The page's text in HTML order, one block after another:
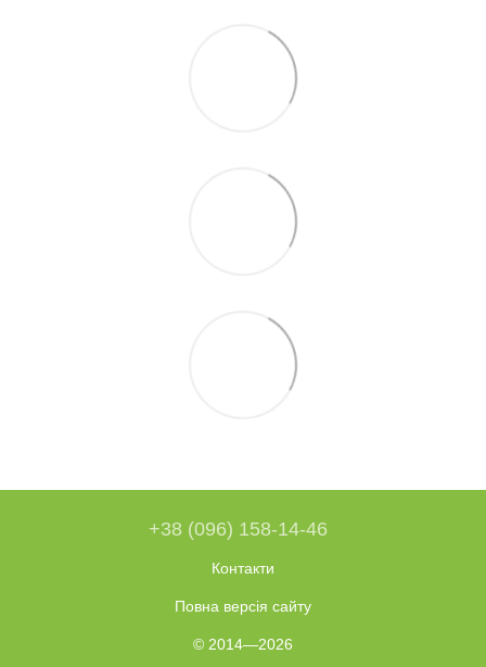
+38 (096) 158-14-46
Контакти
Повна версія сайту
© 2014—2026